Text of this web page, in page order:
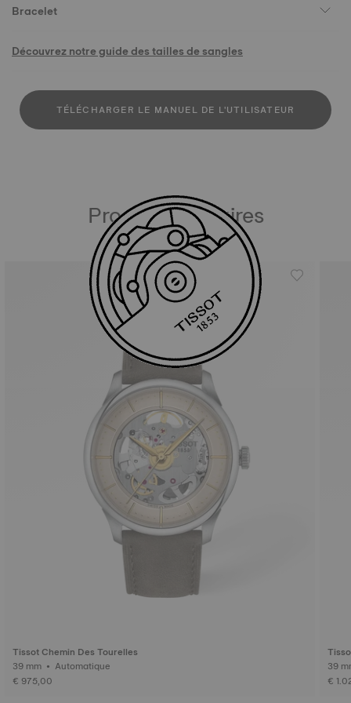
Bracelet
Découvrez notre guide des tailles de sangles
TÉLÉCHARGER LE MANUEL DE L'UTILISATEUR
Produits similaires
Tissot Chemin Des Tourelles
39 mm • Automatique
€ 975,00
€